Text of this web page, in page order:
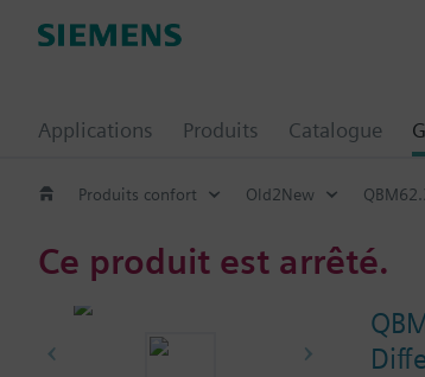
Applications Produits Catalogue
Produits confort Old2New
Ce produit est arrêté.